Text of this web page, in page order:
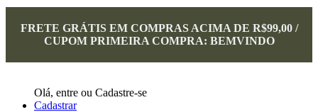
FRETE GRÁTIS EM COMPRAS ACIMA DE R$99,00 /
CUPOM PRIMEIRA COMPRA: BEMVINDO
Olá, entre ou Cadastre-se
Cadastrar